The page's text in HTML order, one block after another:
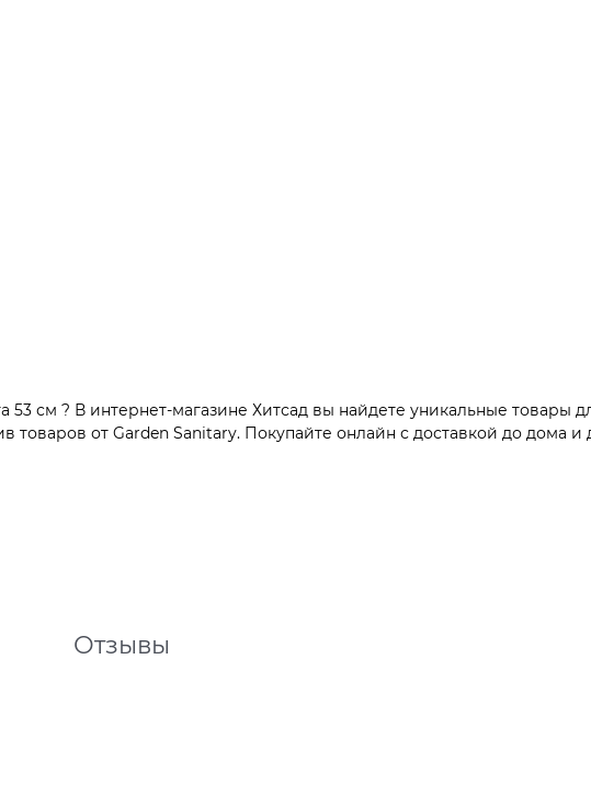
см ? В интернет-магазине Хитсад вы найдете уникальные товары
от Garden Sanitary. Покупайте онлайн с доставкой до дома и
Отзывы